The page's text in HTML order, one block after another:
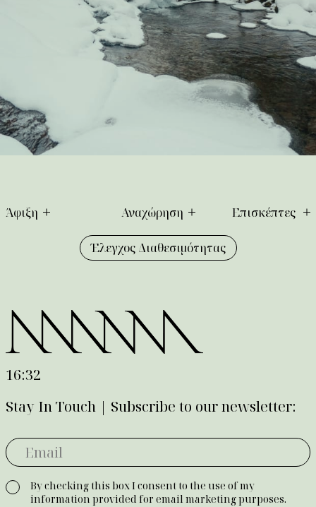
Άφιξη Αναχώρηση Επισκέπτες
Έλεγχος Διαθεσιμότητας
16:32
Stay In Touch | Subscribe to our newsletter:
By checking this box I consent to the use of my
information provided for email marketing purposes.